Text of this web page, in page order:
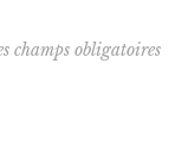
champs obligatoires